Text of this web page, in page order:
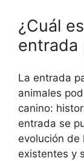
¿Cuál
entrada
La entrada
animales
canino:
entrada se
evolución de
existentes y